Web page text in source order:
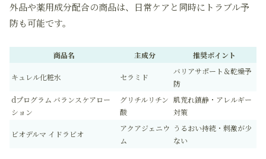
外品や薬用成分配合の商品は、日常ケアと同時にトラブル予
防も可能です。
商品名 主成分 推奨ポイント
キュレル化粧水 セラミド
バリアサポート＆乾燥予
防
dプログラム バランスケアロー
ション
グリチルリチン
酸
肌荒れ鎮静・アレルギー
対策
ビオデルマ イドラビオ
アクアジェニウ
ム
うるおい持続・刺激が少
ない